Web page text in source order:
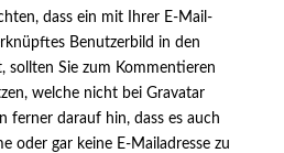
dass ein mit Ihrer E-Mail-
Benutzerbild in den
sollten Sie zum Kommentieren
welche nicht bei Gravatar
ferner darauf hin, dass es auch
oder gar keine E-Mailadresse zu